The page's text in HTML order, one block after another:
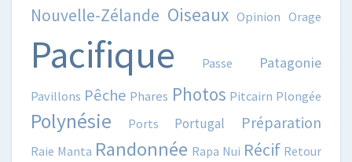
Nouvelle-Zélande Oiseaux Opinion Orage
Pacifique Passe Patagonie
Pavillons Pêche Phares Photos Pitcairn Plongée
Polynésie Ports Portugal Préparation
Raie Manta Randonnée Rapa Nui Récif Retour